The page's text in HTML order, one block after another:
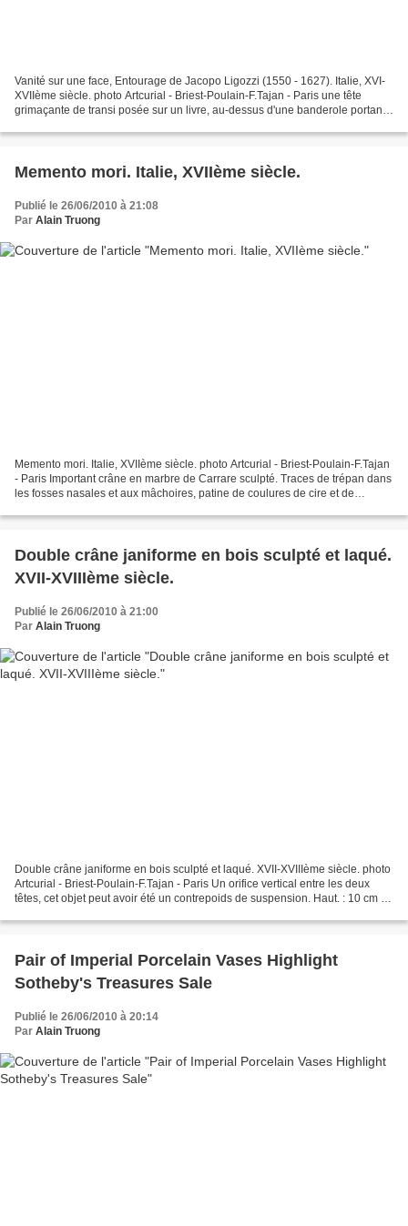
Vanité sur une face, Entourage de Jacopo Ligozzi (1550 - 1627). Italie, XVI-
XVIIème siècle. photo Artcurial - Briest-Poulain-F.Tajan - Paris une tête
grimaçante de transi posée sur un livre, au-dessus d'une banderole portant
Memento mori. Italie, XVIIème siècle.
Publié le 26/06/2010 à 21:08
Par Alain Truong
Memento mori. Italie, XVIIème siècle. photo Artcurial - Briest-Poulain-F.Tajan
- Paris Important crâne en marbre de Carrare sculpté. Traces de trépan dans
les fosses nasales et aux mâchoires, patine de coulures de cire et de
Double crâne janiforme en bois sculpté et laqué.
XVII-XVIIIème siècle.
Publié le 26/06/2010 à 21:00
Par Alain Truong
Double crâne janiforme en bois sculpté et laqué. XVII-XVIIIème siècle. photo
Artcurial - Briest-Poulain-F.Tajan - Paris Un orifice vertical entre les deux
têtes, cet objet peut avoir été un contrepoids de suspension. Haut. : 10 cm -
Pair of Imperial Porcelain Vases Highlight
Sotheby's Treasures Sale
Publié le 26/06/2010 à 20:14
Par Alain Truong